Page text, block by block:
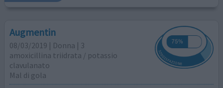
Augmentin
08/03/2019 | Donna | 3
amoxicillina triidrata / potassio
clavulanato
Mal di gola